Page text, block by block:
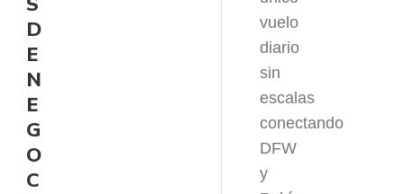
D
E
N
E
G
O
C
vuelo
diario
sin
escalas
conectando
DFW
y